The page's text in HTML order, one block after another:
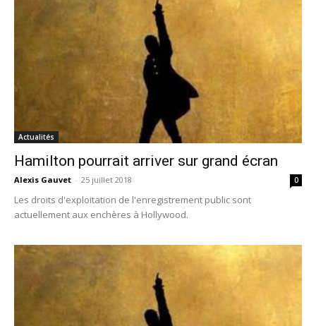
Actualités
Hamilton pourrait arriver sur grand écran
Alexis Gauvet - 25 juillet 2018 0
Les droits d'exploitation de l'enregistrement public sont
actuellement aux enchères à Hollywood.